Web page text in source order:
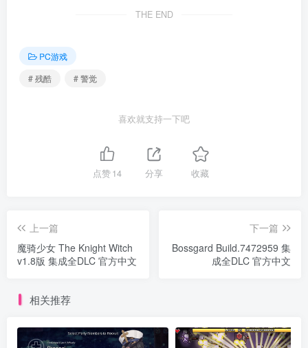
THE END
PC游戏
# 残酷
# 警觉
喜欢就支持一下吧
点赞14 分享 收藏
上一篇
魔骑少女 The Knight Witch
v1.8版 集成全DLC 官方中文
下一篇
Bossgard Build.7472959 集
成全DLC 官方中文
相关推荐